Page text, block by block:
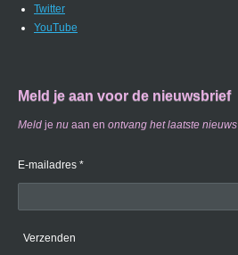
Twitter
YouTube
Meld je aan voor de nieuwsbrief
Meld je nu aan en ontvang het laatste nieuws
E-mailadres *
Verzenden